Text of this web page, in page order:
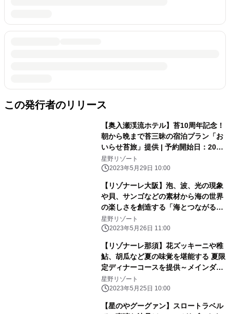
この発行者のリリース
【奥入瀬渓流ホテル】苔10周年記念！
朝から晩まで苔三昧の宿泊プラン「お
いらせ苔旅」提供 | 予約開始日：2023
年6月13日／期間：2023年6月24日〜
2024年6月19日
星野リゾート
2023年5月29日 10:00
【リゾナーレ大阪】泡、波、光の現象
や貝、サンゴなどの素材から海の世界
の楽しさを創造する「海とつながるア
トリエ」誕生｜期間：2023年6月1
日〜9月30日
星野リゾート
2023年5月26日 11:00
【リゾナーレ那須】花ズッキーニや稚
鮎、胡瓜など夏の味覚を堪能する 夏限
定ディナーコースを提供～メインダイ
ニング「OTTO SETTE(オットセッテ)
NASU(ナス)」のフルコース～| 期間：
星野リゾート
2023年5月25日 10:00
【星のやグーグァン】スロートラベル